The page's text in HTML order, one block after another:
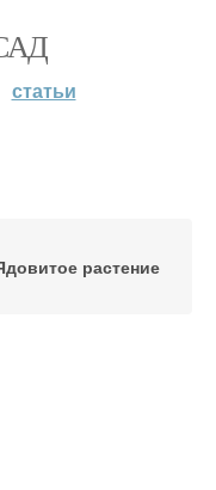
статьи
растение